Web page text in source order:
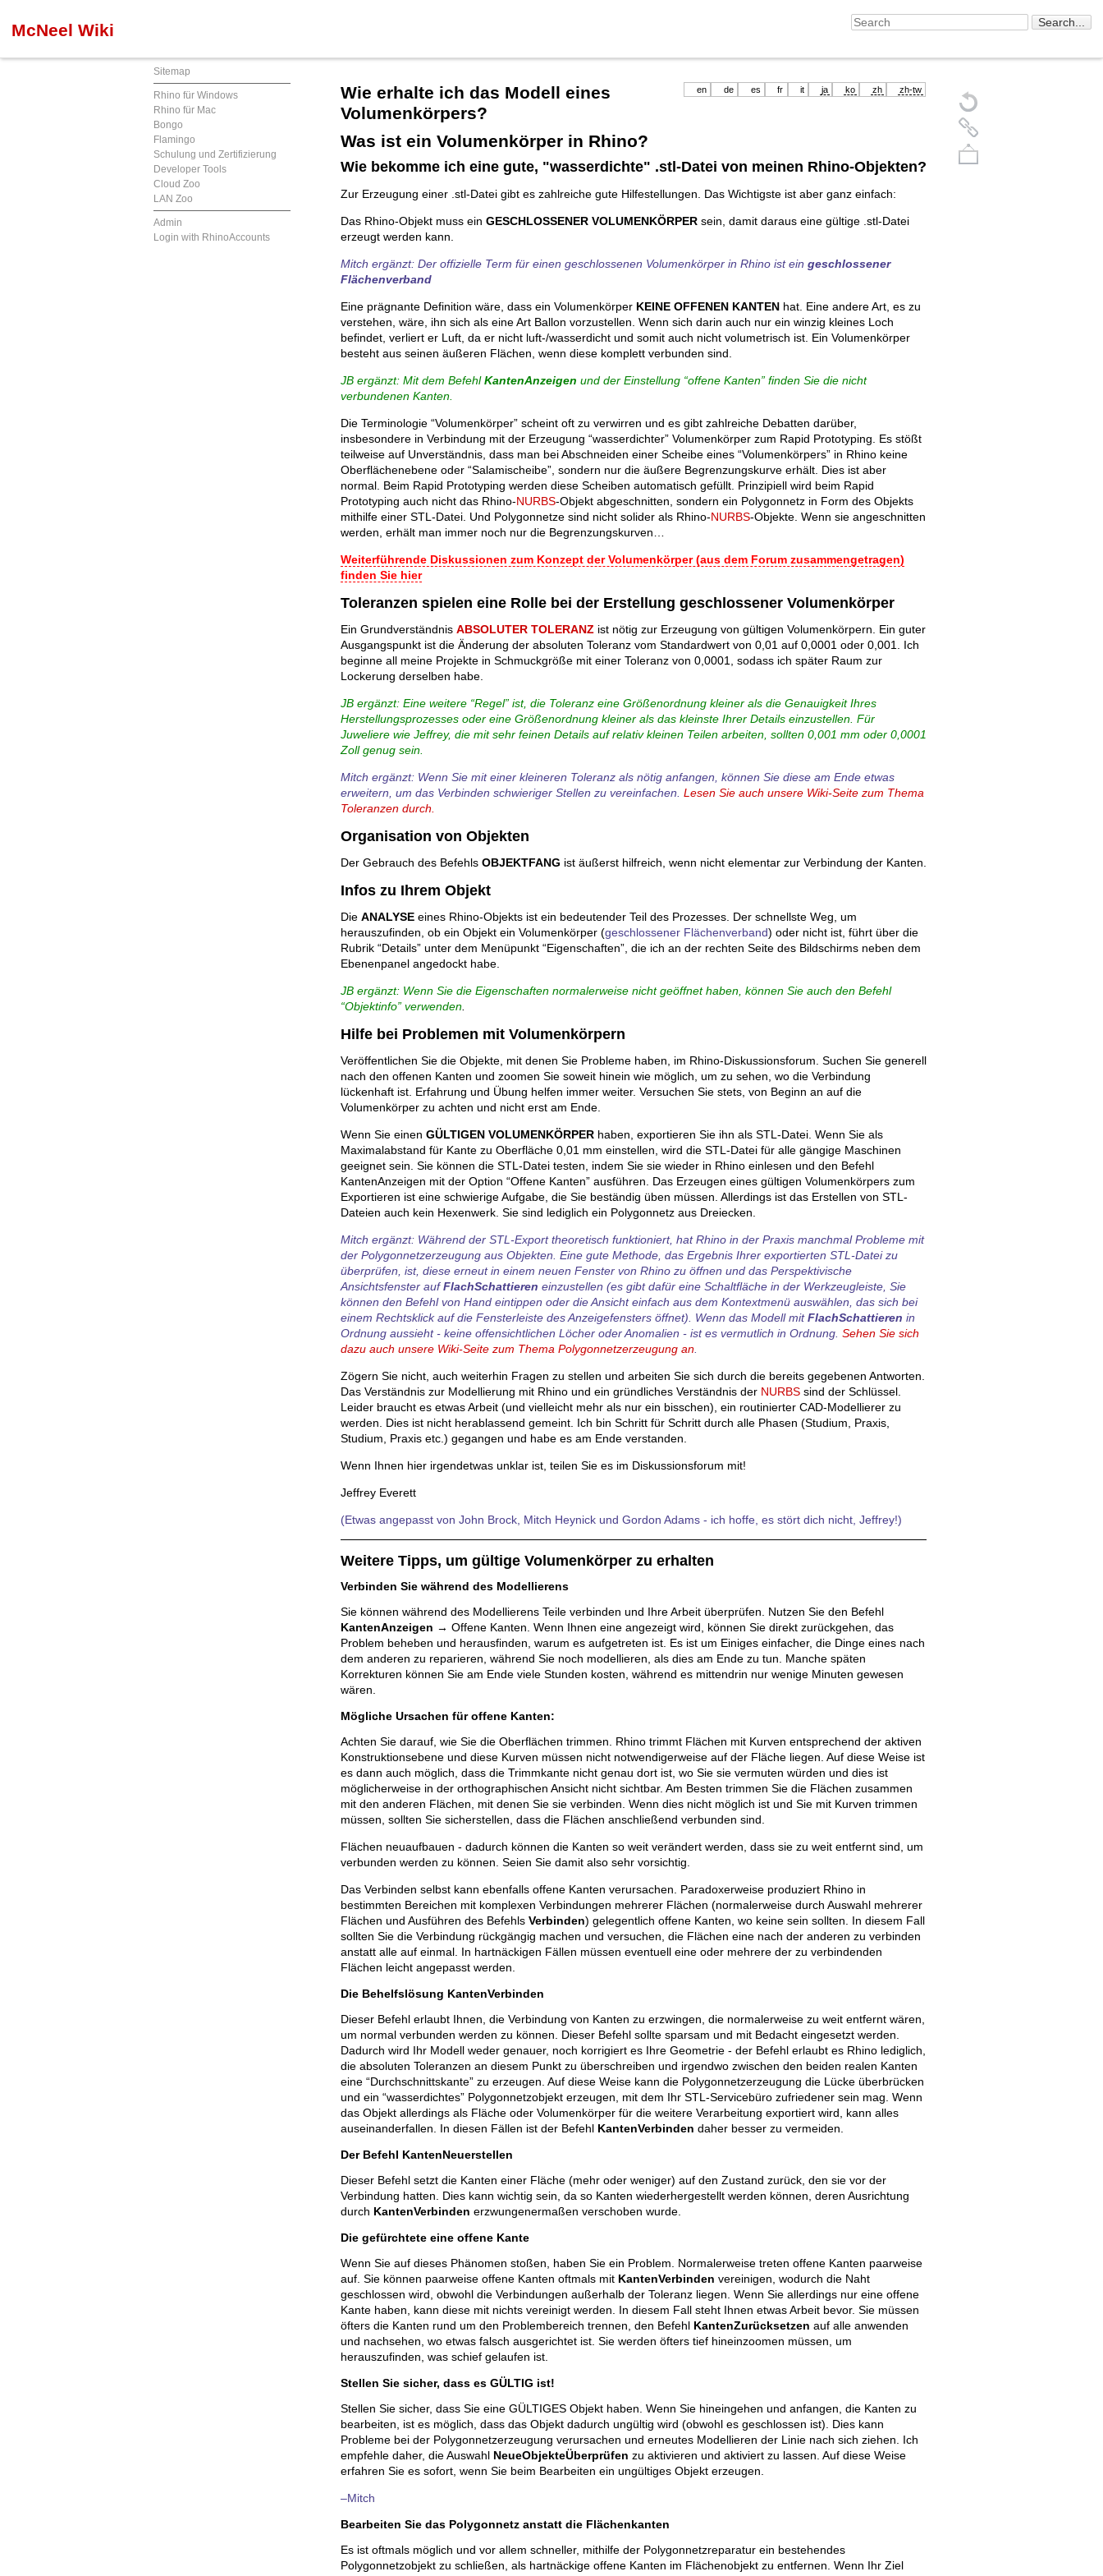
McNeel Wiki
Sitemap
Rhino für Windows
Rhino für Mac
Bongo
Flamingo
Schulung und Zertifizierung
Developer Tools
Cloud Zoo
LAN Zoo
Admin
Login with RhinoAccounts
en de es fr it ja ko zh zh-tw
Wie erhalte ich das Modell eines
Volumenkörpers?
Was ist ein Volumenkörper in Rhino?
Wie bekomme ich eine gute, "wasserdichte" .stl-Datei von meinen Rhino-Objekten?
Zur Erzeugung einer .stl-Datei gibt es zahlreiche gute Hilfestellungen. Das Wichtigste ist aber ganz einfach:
Das Rhino-Objekt muss ein GESCHLOSSENER VOLUMENKÖRPER sein, damit daraus eine gültige .stl-Datei
erzeugt werden kann.
Mitch ergänzt: Der offizielle Term für einen geschlossenen Volumenkörper in Rhino ist ein geschlossener
Flächenverband
Eine prägnante Definition wäre, dass ein Volumenkörper KEINE OFFENEN KANTEN hat. Eine andere Art, es zu
verstehen, wäre, ihn sich als eine Art Ballon vorzustellen. Wenn sich darin auch nur ein winzig kleines Loch
befindet, verliert er Luft, da er nicht luft-/wasserdicht und somit auch nicht volumetrisch ist. Ein Volumenkörper
besteht aus seinen äußeren Flächen, wenn diese komplett verbunden sind.
JB ergänzt: Mit dem BefehlKantenAnzeigen und der Einstellung “offene Kanten” finden Sie die nicht
verbundenen Kanten.
Die Terminologie “Volumenkörper” scheint oft zu verwirren und es gibt zahlreiche Debatten darüber,
insbesondere in Verbindung mit der Erzeugung “wasserdichter” Volumenkörper zum Rapid Prototyping. Es stößt
teilweise auf Unverständnis, dass man bei Abschneiden einer Scheibe eines “Volumenkörpers” in Rhino keine
Oberflächenebene oder “Salamischeibe”, sondern nur die äußere Begrenzungskurve erhält. Dies ist aber
normal. Beim Rapid Prototyping werden diese Scheiben automatisch gefüllt. Prinzipiell wird beim Rapid
Prototyping auch nicht das Rhino-NURBS-Objekt abgeschnitten, sondern ein Polygonnetz in Form des Objekts
mithilfe einer STL-Datei. Und Polygonnetze sind nicht solider als Rhino-NURBS-Objekte. Wenn sie angeschnitten
werden, erhält man immer noch nur die Begrenzungskurven…
Weiterführende Diskussionen zum Konzept der Volumenkörper (aus dem Forum zusammengetragen)
finden Sie hier
Toleranzen spielen eine Rolle bei der Erstellung geschlossener Volumenkörper
Ein Grundverständnis ABSOLUTER TOLERANZ ist nötig zur Erzeugung von gültigen Volumenkörpern. Ein guter
Ausgangspunkt ist die Änderung der absoluten Toleranz vom Standardwert von 0,01 auf 0,0001 oder 0,001. Ich
beginne all meine Projekte in Schmuckgröße mit einer Toleranz von 0,0001, sodass ich später Raum zur
Lockerung derselben habe.
JB ergänzt: Eine weitere “Regel” ist, die Toleranz eine Größenordnung kleiner als die Genauigkeit Ihres
Herstellungsprozesses oder eine Größenordnung kleiner als das kleinste Ihrer Details einzustellen. Für
Juweliere wie Jeffrey, die mit sehr feinen Details auf relativ kleinen Teilen arbeiten, sollten 0,001 mm oder 0,0001
Zoll genug sein.
Mitch ergänzt: Wenn Sie mit einer kleineren Toleranz als nötig anfangen, können Sie diese am Ende etwas
erweitern, um das Verbinden schwieriger Stellen zu vereinfachen. Lesen Sie auch unsere Wiki-Seite zum Thema
Toleranzen durch.
Organisation von Objekten
Der Gebrauch des Befehls OBJEKTFANG ist äußerst hilfreich, wenn nicht elementar zur Verbindung der Kanten.
Infos zu Ihrem Objekt
Die ANALYSE eines Rhino-Objekts ist ein bedeutender Teil des Prozesses. Der schnellste Weg, um
herauszufinden, ob ein Objekt ein Volumenkörper (geschlossener Flächenverband) oder nicht ist, führt über die
Rubrik “Details” unter dem Menüpunkt “Eigenschaften”, die ich an der rechten Seite des Bildschirms neben dem
Ebenenpanel angedockt habe.
JB ergänzt: Wenn Sie die Eigenschaften normalerweise nicht geöffnet haben, können Sie auch den Befehl
“Objektinfo” verwenden
Hilfe bei Problemen mit Volumenkörpern
Veröffentlichen Sie die Objekte, mit denen Sie Probleme haben, im Rhino-Diskussionsforum. Suchen Sie generell
nach den offenen Kanten und zoomen Sie soweit hinein wie möglich, um zu sehen, wo die Verbindung
lückenhaft ist. Erfahrung und Übung helfen immer weiter. Versuchen Sie stets, von Beginn an auf die
Volumenkörper zu achten und nicht erst am Ende.
Wenn Sie einen GÜLTIGEN VOLUMENKÖRPER haben, exportieren Sie ihn als STL-Datei. Wenn Sie als
Maximalabstand für Kante zu Oberfläche 0,01 mm einstellen, wird die STL-Datei für alle gängige Maschinen
geeignet sein. Sie können die STL-Datei testen, indem Sie sie wieder in Rhino einlesen und den Befehl
KantenAnzeigen mit der Option “Offene Kanten” ausführen. Das Erzeugen eines gültigen Volumenkörpers zum
Exportieren ist eine schwierige Aufgabe, die Sie beständig üben müssen. Allerdings ist das Erstellen von STL-
Dateien auch kein Hexenwerk. Sie sind lediglich ein Polygonnetz aus Dreiecken.
Mitch ergänzt: Während der STL-Export theoretisch funktioniert, hat Rhino in der Praxis manchmal Probleme mit
der Polygonnetzerzeugung aus Objekten. Eine gute Methode, das Ergebnis Ihrer exportierten STL-Datei zu
überprüfen, ist, diese erneut in einem neuen Fenster von Rhino zu öffnen und das Perspektivische
Ansichtsfenster aufFlachSchattieren einzustellen (es gibt dafür eine Schaltfläche in der Werkzeugleiste, Sie
können den Befehl von Hand eintippen oder die Ansicht einfach aus dem Kontextmenü auswählen, das sich bei
einem Rechtsklick auf die Fensterleiste des Anzeigefensters öffnet). Wenn das Modell mitFlachSchattieren in
Ordnung aussieht - keine offensichtlichen Löcher oder Anomalien - ist es vermutlich in Ordnung. Sehen Sie sich
dazu auch unsere Wiki-Seite zum Thema Polygonnetzerzeugung an
Zögern Sie nicht, auch weiterhin Fragen zu stellen und arbeiten Sie sich durch die bereits gegebenen Antworten.
Das Verständnis zur Modellierung mit Rhino und ein gründliches Verständnis der NURBS sind der Schlüssel.
Leider braucht es etwas Arbeit (und vielleicht mehr als nur ein bisschen), ein routinierter CAD-Modellierer zu
werden. Dies ist nicht herablassend gemeint. Ich bin Schritt für Schritt durch alle Phasen (Studium, Praxis,
Studium, Praxis etc.) gegangen und habe es am Ende verstanden.
Wenn Ihnen hier irgendetwas unklar ist, teilen Sie es im Diskussionsforum mit!
Jeffrey Everett
(Etwas angepasst von John Brock, Mitch Heynick und Gordon Adams - ich hoffe, es stört dich nicht, Jeffrey!)
Weitere Tipps, um gültige Volumenkörper zu erhalten
Verbinden Sie während des Modellierens
Sie können während des Modellierens Teile verbinden und Ihre Arbeit überprüfen. Nutzen Sie den Befehl
KantenAnzeigen → Offene Kanten. Wenn Ihnen eine angezeigt wird, können Sie direkt zurückgehen, das
Problem beheben und herausfinden, warum es aufgetreten ist. Es ist um Einiges einfacher, die Dinge eines nach
dem anderen zu reparieren, während Sie noch modellieren, als dies am Ende zu tun. Manche späten
Korrekturen können Sie am Ende viele Stunden kosten, während es mittendrin nur wenige Minuten gewesen
wären.
Mögliche Ursachen für offene Kanten:
Achten Sie darauf, wie Sie die Oberflächen trimmen. Rhino trimmt Flächen mit Kurven entsprechend der aktiven
Konstruktionsebene und diese Kurven müssen nicht notwendigerweise auf der Fläche liegen. Auf diese Weise ist
es dann auch möglich, dass die Trimmkante nicht genau dort ist, wo Sie sie vermuten würden und dies ist
möglicherweise in der orthographischen Ansicht nicht sichtbar. Am Besten trimmen Sie die Flächen zusammen
mit den anderen Flächen, mit denen Sie sie verbinden. Wenn dies nicht möglich ist und Sie mit Kurven trimmen
müssen, sollten Sie sicherstellen, dass die Flächen anschließend verbunden sind.
Flächen neuaufbauen - dadurch können die Kanten so weit verändert werden, dass sie zu weit entfernt sind, um
verbunden werden zu können. Seien Sie damit also sehr vorsichtig.
Das Verbinden selbst kann ebenfalls offene Kanten verursachen. Paradoxerweise produziert Rhino in
bestimmten Bereichen mit komplexen Verbindungen mehrerer Flächen (normalerweise durch Auswahl mehrerer
Flächen und Ausführen des Befehls Verbinden) gelegentlich offene Kanten, wo keine sein sollten. In diesem Fall
sollten Sie die Verbindung rückgängig machen und versuchen, die Flächen eine nach der anderen zu verbinden
anstatt alle auf einmal. In hartnäckigen Fällen müssen eventuell eine oder mehrere der zu verbindenden
Flächen leicht angepasst werden.
Die Behelfslösung KantenVerbinden
Dieser Befehl erlaubt Ihnen, die Verbindung von Kanten zu erzwingen, die normalerweise zu weit entfernt wären,
um normal verbunden werden zu können. Dieser Befehl sollte sparsam und mit Bedacht eingesetzt werden.
Dadurch wird Ihr Modell weder genauer, noch korrigiert es Ihre Geometrie - der Befehl erlaubt es Rhino lediglich,
die absoluten Toleranzen an diesem Punkt zu überschreiben und irgendwo zwischen den beiden realen Kanten
eine “Durchschnittskante” zu erzeugen. Auf diese Weise kann die Polygonnetzerzeugung die Lücke überbrücken
und ein “wasserdichtes” Polygonnetzobjekt erzeugen, mit dem Ihr STL-Servicebüro zufriedener sein mag. Wenn
das Objekt allerdings als Fläche oder Volumenkörper für die weitere Verarbeitung exportiert wird, kann alles
auseinanderfallen. In diesen Fällen ist der Befehl KantenVerbinden daher besser zu vermeiden.
Der Befehl KantenNeuerstellen
Dieser Befehl setzt die Kanten einer Fläche (mehr oder weniger) auf den Zustand zurück, den sie vor der
Verbindung hatten. Dies kann wichtig sein, da so Kanten wiederhergestellt werden können, deren Ausrichtung
durch KantenVerbinden erzwungenermaßen verschoben wurde.
Die gefürchtete eine offene Kante
Wenn Sie auf dieses Phänomen stoßen, haben Sie ein Problem. Normalerweise treten offene Kanten paarweise
auf. Sie können paarweise offene Kanten oftmals mit KantenVerbinden vereinigen, wodurch die Naht
geschlossen wird, obwohl die Verbindungen außerhalb der Toleranz liegen. Wenn Sie allerdings nur eine offene
Kante haben, kann diese mit nichts vereinigt werden. In diesem Fall steht Ihnen etwas Arbeit bevor. Sie müssen
öfters die Kanten rund um den Problembereich trennen, den Befehl KantenZurücksetzen auf alle anwenden
und nachsehen, wo etwas falsch ausgerichtet ist. Sie werden öfters tief hineinzoomen müssen, um
herauszufinden, was schief gelaufen ist.
Stellen Sie sicher, dass es GÜLTIG ist!
Stellen Sie sicher, dass Sie eine GÜLTIGES Objekt haben. Wenn Sie hineingehen und anfangen, die Kanten zu
bearbeiten, ist es möglich, dass das Objekt dadurch ungültig wird (obwohl es geschlossen ist). Dies kann
Probleme bei der Polygonnetzerzeugung verursachen und erneutes Modellieren der Linie nach sich ziehen. Ich
empfehle daher, die Auswahl NeueObjekteÜberprüfen zu aktivieren und aktiviert zu lassen. Auf diese Weise
erfahren Sie es sofort, wenn Sie beim Bearbeiten ein ungültiges Objekt erzeugen.
–Mitch
Bearbeiten Sie das Polygonnetz anstatt die Flächenkanten
Es ist oftmals möglich und vor allem schneller, mithilfe der Polygonnetzreparatur ein bestehendes
Polygonnetzobjekt zu schließen, als hartnäckige offene Kanten im Flächenobjekt zu entfernen. Wenn Ihr Ziel